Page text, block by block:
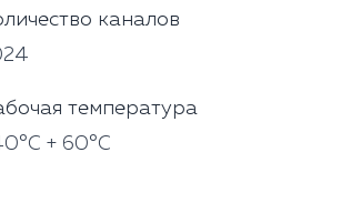
каналов
температура
+ 60°С